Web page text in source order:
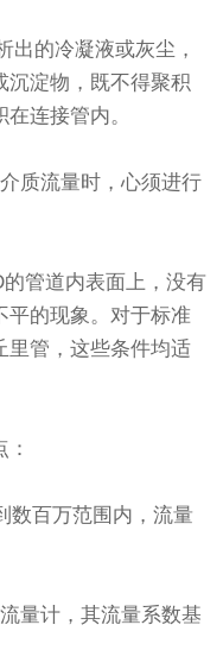
的冷凝液或灰尘，
沉淀物，既不得聚积
连接管内。
质流量时，心须进行
管道内表面上，没有
平的现象。对于标准
里管，这些条件均适
百万范围内，流量
量计，其流量系数基